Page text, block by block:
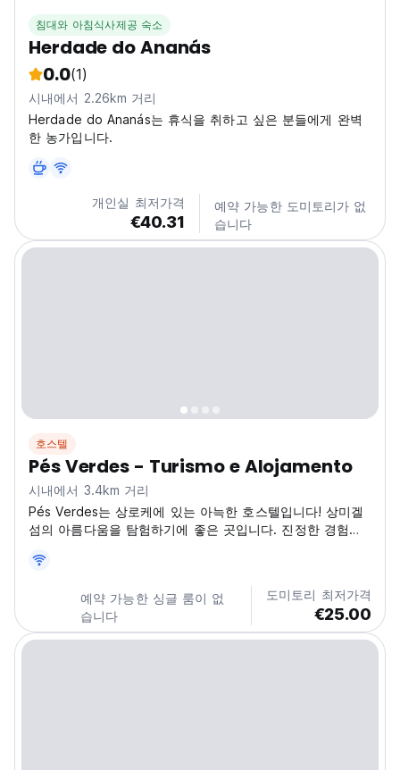
침대와 아침식사제공 숙소
Herdade do Ananás
0.0(1)
시내에서 2.26km 거리
Herdade do Ananás는 휴식을 취하고 싶은 분들에게 완벽
한 농가입니다.
개인실 최저가격
€40.31
예약 가능한 도미토리가 없
습니다
호스텔
Pés Verdes - Turismo e Alojamento
시내에서 3.4km 거리
Pés Verdes는 상로케에 있는 아늑한 호스텔입니다! 상미겔
섬의 아름다움을 탐험하기에 좋은 곳입니다. 진정한 경험을
original language)
예약 가능한 싱글 룸이 없
습니다
도미토리 최저가격
€25.00